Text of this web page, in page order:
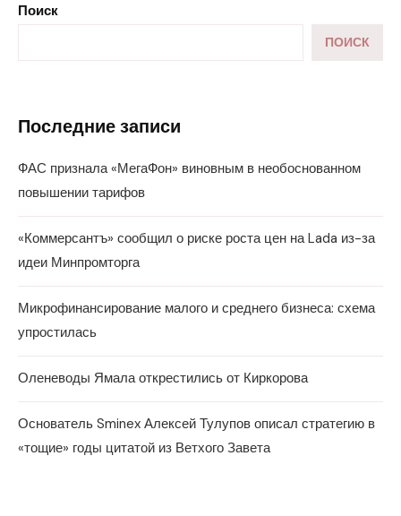
Поиск
ПОИСК
Последние записи
ФАС признала «МегаФон» виновным в необоснованном
повышении тарифов
«Коммерсантъ» сообщил о риске роста цен на Lada из-за
идеи Минпромторга
Микрофинансирование малого и среднего бизнеса: схема
упростилась
Оленеводы Ямала открестились от Киркорова
Основатель Sminex Алексей Тулупов описал стратегию в
«тощие» годы цитатой из Ветхого Завета